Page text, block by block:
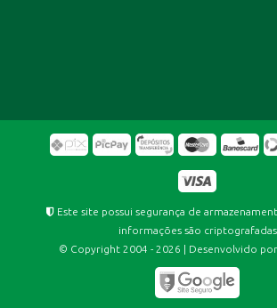
Este site possui segurança de
informações são criptografadas.
© Copyright 2004 - 2026 | Desenvolvido por